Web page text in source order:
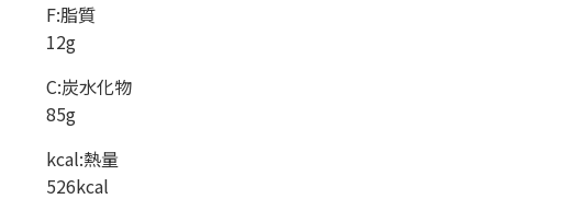
F:脂質
12g
C:炭水化物
85g
kcal:熱量
526kcal